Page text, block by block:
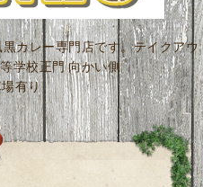
カレー専門店です。テイクアウ
学校正門 向かい側
有り